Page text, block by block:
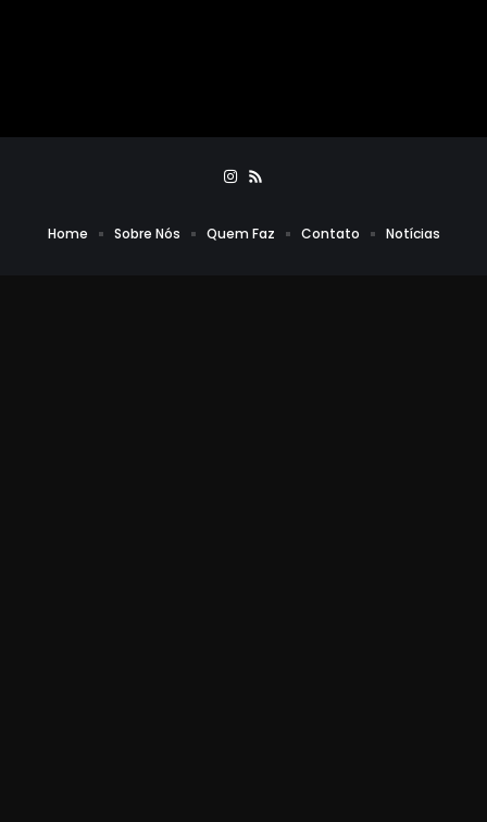
Home Sobre Nós Quem Faz Contato Notícias